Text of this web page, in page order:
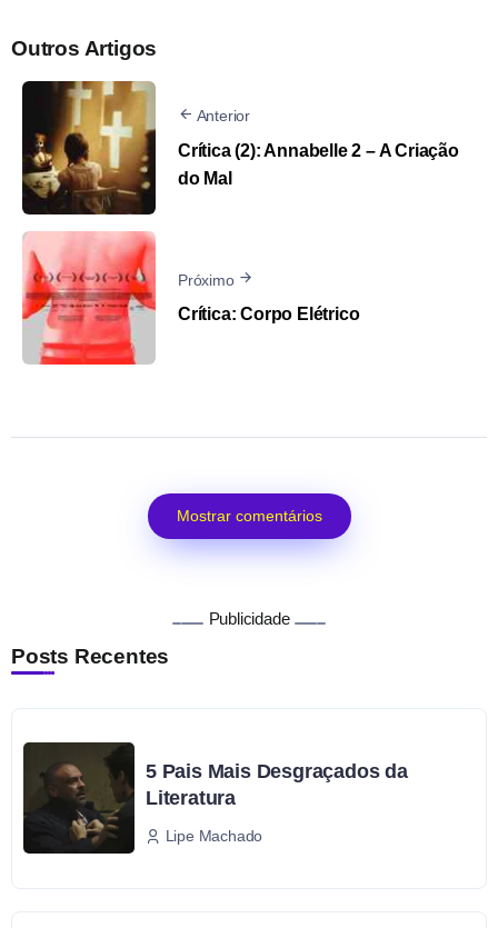
Outros Artigos
Anterior
Crítica (2): Annabelle 2 – A Criação
do Mal
Próximo
Crítica: Corpo Elétrico
Mostrar comentários
Publicidade
Posts Recentes
5 Pais Mais Desgraçados da
Literatura
Lipe Machado